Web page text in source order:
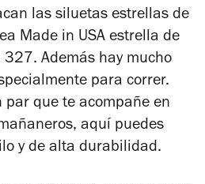
las siluetas estrellas de
Made in USA estrella de
Además hay mucho
para correr.
par que te acompañe en
aquí puedes
y de alta durabilidad.